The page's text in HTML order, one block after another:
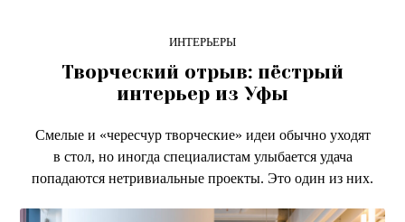
ИНТЕРЬЕРЫ
Творческий отрыв: пёстрый
интерьер из Уфы
Смелые и «чересчур творческие» идеи обычно уходят
в стол, но иногда специалистам улыбается удача
попадаются нетривиальные проекты. Это один из них.